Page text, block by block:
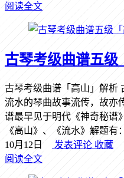
阅读全文
古琴考级曲谱五级
古琴考级曲谱「高山」解析
流水的琴曲故事流传，故亦
谱最早见于明代《神奇秘谱
《高山》、《流水》解题有
10月12日
发表评论 收藏
阅读全文